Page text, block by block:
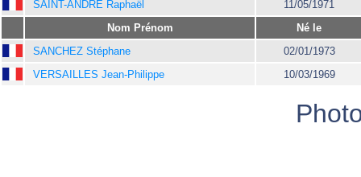
SAINT-ANDRE Raphaël
11/05/1971
Nom Prénom
Né le
SANCHEZ Stéphane
02/01/1973
VERSAILLES Jean-Philippe
10/03/1969